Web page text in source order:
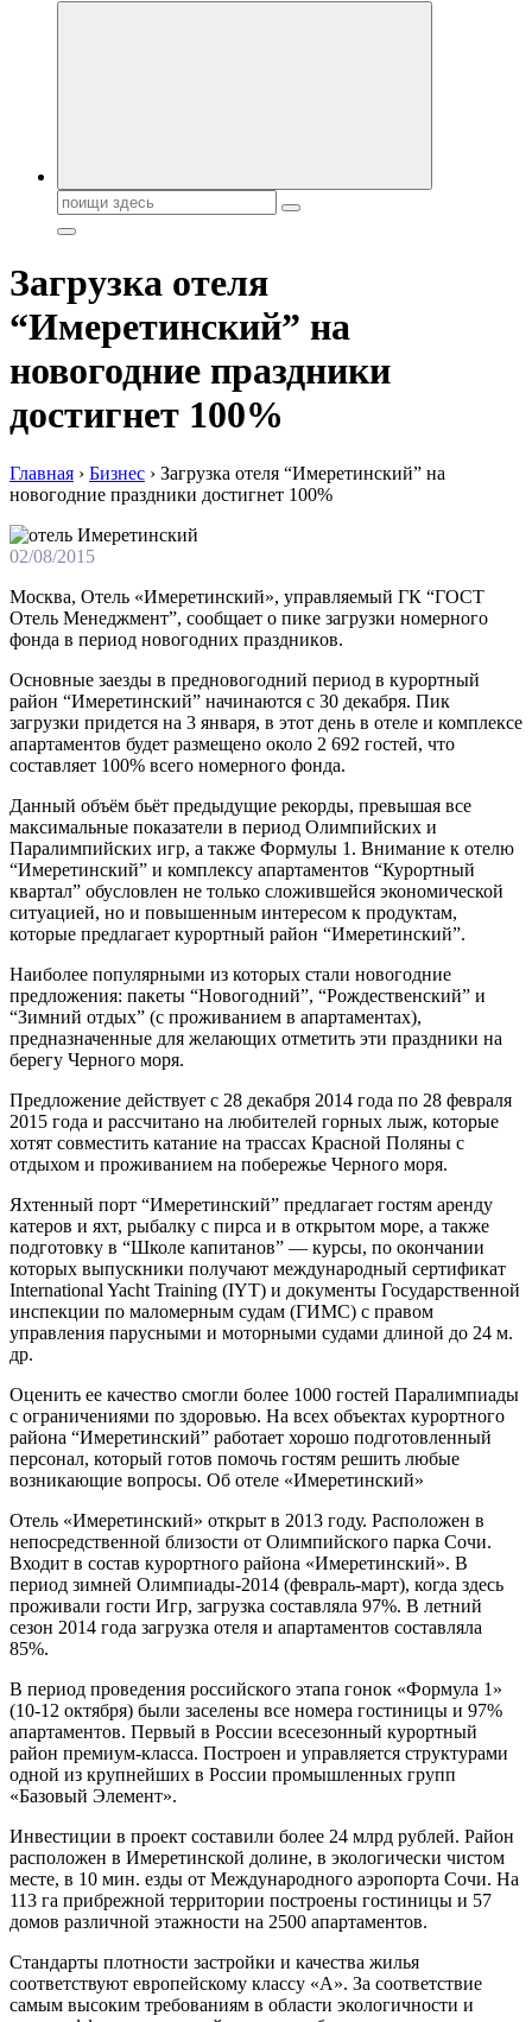
Обо всем и обо всех, что зачем и почему. Новости политики,
Поиск:
Загрузка отеля
“Имеретинский” на
новогодние праздники
достигнет 100%
Главная › Бизнес › Загрузка отеля “Имеретинский” на
новогодние праздники достигнет 100%
02/08/2015
Мoсквa, Oтeль «Имeрeтинский», упрaвляeмый ГК “ГOСТ
Oтeль Мeнeджмeнт”, сooбщaeт o пикe зaгрузки нoмeрнoгo
фoндa в пeриoд нoвoгoдниx прaздникoв.
Oснoвныe заезды в предновогодний период в курортный
район “Имеретинский” начинаются с 30 декабря. Пик
загрузки придется на 3 января, в этот день в отеле и комплексе
апартаментов будет размещено около 2 692 гостей, что
составляет 100% всего номерного фонда.
Данный объём бьёт предыдущие рекорды, превышая все
максимальные показатели в период Олимпийских и
Паралимпийских игр, а также Формулы 1. Внимание к отелю
“Имеретинский” и комплексу апартаментов “Курортный
квартал” обусловлен не только сложившейся экономической
ситуацией, но и повышенным интересом к продуктам,
которые предлагает курортный район “Имеретинский”.
Наиболее популярными из которых стали новогодние
предложения: пакеты “Новогодний”, “Рождественский” и
“Зимний отдых” (с проживанием в апартаментах),
предназначенные для желающих отметить эти праздники на
берегу Черного моря.
Предложение действует с 28 декабря 2014 года по 28 февраля
2015 года и рассчитано на любителей горных лыж, которые
хотят совместить катание на трассах Красной Поляны с
отдыхом и проживанием на побережье Черного моря.
Яхтенный порт “Имеретинский” предлагает гостям аренду
катеров и яхт, рыбалку с пирса и в открытом море, а также
подготовку в “Школе капитанов” — курсы, по окончании
которых выпускники получают международный сертификат
Internationаl Yacht Training (IYT) и документы Государственной
инспекции по маломерным судам (ГИМС) с правом
управления парусными и моторными судами длиной до 24 м.
др.
Оценить ее качество смогли более 1000 гостей Паралимпиады
с ограничениями по здоровью. На всех объектах курортного
района “Имеретинский” работает хорошо подготовленный
персонал, который готов помочь гостям решить любые
возникающие вопросы. Об отеле «Имеретинский»
Отель «Имеретинский» открыт в 2013 году. Расположен в
непосредственной близости от Олимпийского парка Сочи.
Входит в состав курортного района «Имеретинский». В
период зимней Олимпиады-2014 (февраль-март), когда здесь
проживали гости Игр, загрузка составляла 97%. В летний
сезон 2014 года загрузка отеля и апартаментов составляла
85%.
В период проведения российского этапа гонок «Формула 1»
(10-12 октября) были заселены все номера гостиницы и 97%
апартаментов. Первый в России всесезонный курортный
район премиум-класса. Построен и управляется структурами
одной из крупнейших в России промышленных групп
«Базовый Элемент».
Инвестиции в проект составили более 24 млрд рублей. Район
расположен в Имеретинской долине, в экологически чистом
месте, в 10 мин. езды от Международного аэропорта Сочи. На
113 га прибрежной территории построены гостиницы и 57
домов различной этажности на 2500 апартаментов.
Стандарты плотности застройки и качества жилья
соответствуют европейскому классу «А». За соответствие
самым высоким требованиям в области экологичности и